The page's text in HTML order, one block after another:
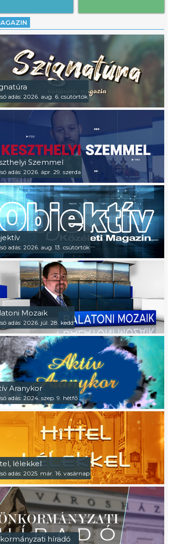
adás: 2026. aug. 6. csütörtök
Szemmel
adás: 2026. ápr. 29. szerda
adás: 2026. aug. 13. csütörtök
Mozaik
adás: 2026. júl. 28. kedd
Aranykor
adás: 2024. szep. 9. hétfő
lélekkel
adás: 2025. már. 16. vasárnap
híradó